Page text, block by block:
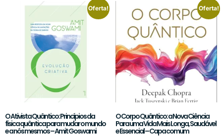
Oferta!
O Ativista Quântico: Princípios da
física quântica para mudar o mundo
e a nós mesmos – Amit Goswami
Oferta!
O Corpo Quântico: a Nova Ciência
Para uma Vida Mais Longa, Saudável
e Essencial – Capa comum